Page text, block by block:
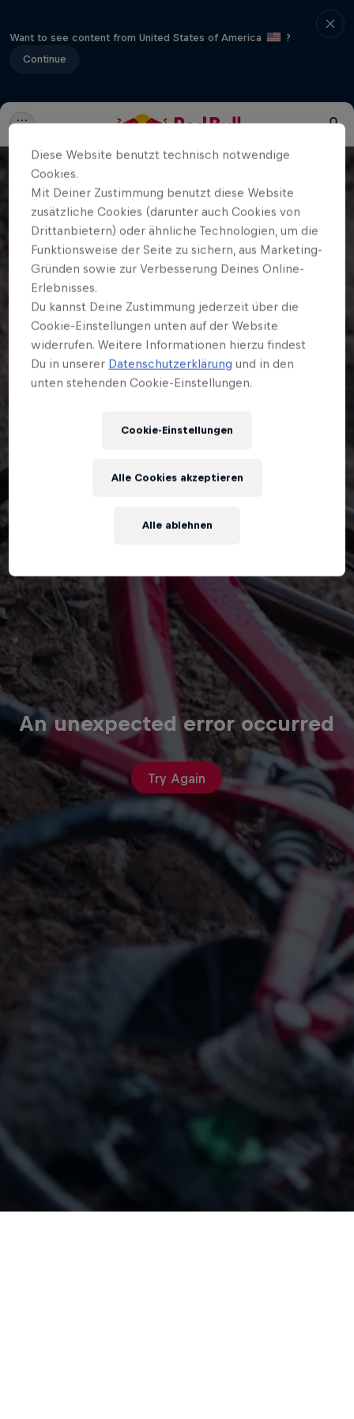
Want to see content from United States of America
?
Continue
An unexpected error occurred
Try Again
Diese Website benutzt technisch notwendige
Cookies.
Mit Deiner Zustimmung benutzt diese Website
zusätzliche Cookies (darunter auch Cookies von
Drittanbietern) oder ähnliche Technologien, um die
Funktionsweise der Seite zu sichern, aus Marketing-
Gründen sowie zur Verbesserung Deines Online-
Erlebnisses.
Du kannst Deine Zustimmung jederzeit über die
Cookie-Einstellungen unten auf der Website
widerrufen. Weitere Informationen hierzu findest
Du in unserer Datenschutzerklärung und in den
unten stehenden Cookie-Einstellungen.
Cookie-Einstellungen
Alle ablehnen
Alle Cookies akzeptieren